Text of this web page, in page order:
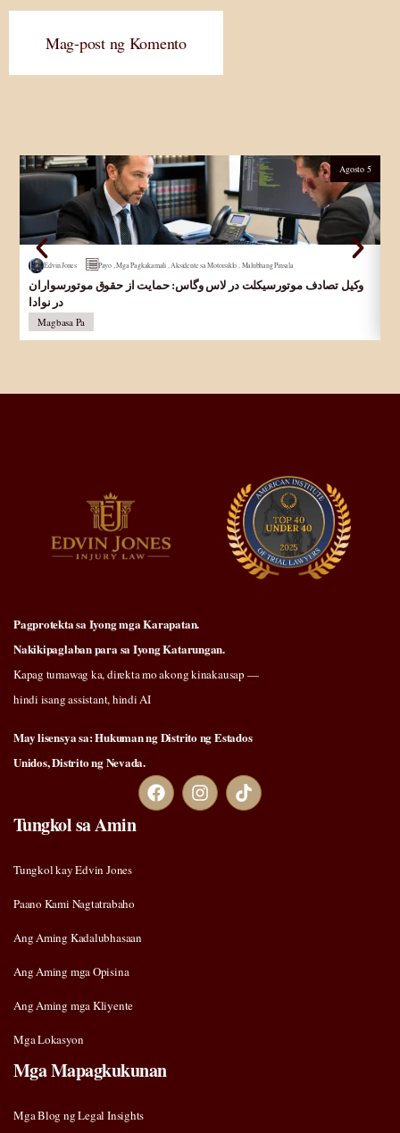
Mag-post ng Komento
Agosto 5
Edvin Jones Payo ,Mga Pagkakamali Aksidente sa Motorsiklo Malubhang Pinsala
وکیل تصادف موتورسیکلت در لاس وگاس: حمایت از حقوق موتورسواران
در نوادا
Magbasa Pa
Pagprotekta sa Iyong mga Karapatan.
Nakikipaglaban para sa Iyong Katarungan.
Kapag tumawag ka, direkta mo akong kinakausap —
hindi isang assistant, hindi AI
May lisensya sa: Hukuman ng Distrito ng Estados
Unidos, Distrito ng Nevada.
Tungkol sa Amin
Tungkol kay Edvin Jones
Paano Kami Nagtatrabaho
Ang Aming Kadalubhasaan
Ang Aming mga Opisina
Ang Aming mga Kliyente
Mga Lokasyon
Mga Mapagkukunan
Mga Blog ng Legal Insights